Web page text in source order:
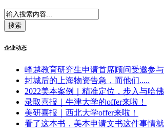
企业动态
峰越教育研究生申请首席顾问受邀参
封城后的上海物资告急，而他们.....
2022美本案例｜精准定位，步入与哈
录取喜报｜牛津大学的offer来啦！
美研喜报｜西北大学offer来啦！
看了这本书，美本申请文书这件事情